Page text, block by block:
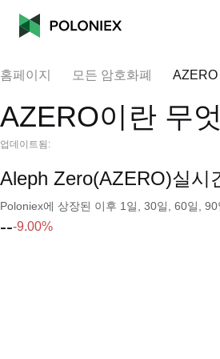
홈페이지 모든 암호화폐 AZERO
AZERO이란 무
업데이트됨:
Aleph Zero(AZERO)실시
Poloniex에 상장된 이후 1일, 30일, 60일,
---9.00%